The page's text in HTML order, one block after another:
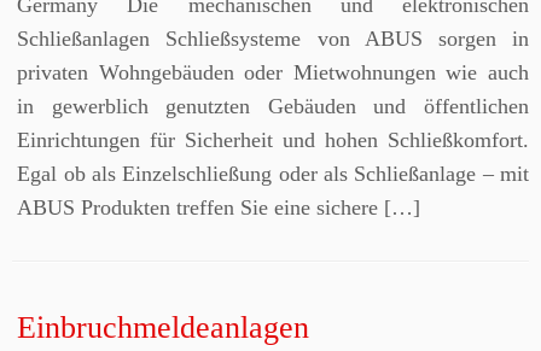
Germany Die mechanischen und elektronischen
Schließanlagen Schließsysteme von ABUS sorgen in
privaten Wohngebäuden oder Mietwohnungen wie auch
in gewerblich genutzten Gebäuden und öffentlichen
Einrichtungen für Sicherheit und hohen Schließkomfort.
Egal ob als Einzelschließung oder als Schließanlage – mit
ABUS Produkten treffen Sie eine sichere […]
Einbruchmeldeanlagen